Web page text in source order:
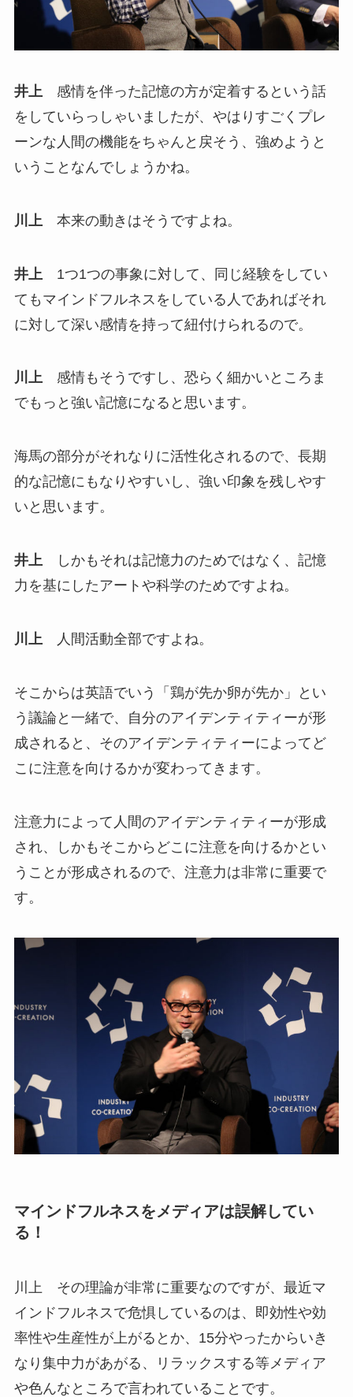
井上 感情を伴った記憶の方が定着するという話
をしていらっしゃいましたが、やはりすごくプレ
ーンな人間の機能をちゃんと戻そう、強めようと
いうことなんでしょうかね。
川上 本来の動きはそうですよね。
井上 1つ1つの事象に対して、同じ経験をしてい
てもマインドフルネスをしている人であればそれ
に対して深い感情を持って紐付けられるので。
川上感情もそうですし、恐らく細かいところま
でもっと強い記憶になると思います。
海馬の部分がそれなりに活性化されるので、長期
的な記憶にもなりやすいし、強い印象を残しやす
いと思います。
井上しかもそれは記憶力のためではなく、記憶
力を基にしたアートや科学のためですよね。
川上 人間活動全部ですよね。
そこからは英語でいう「鶏が先か卵が先か」とい
う議論と一緒で、自分のアイデンティティーが形
成されると、そのアイデンティティーによってど
こに注意を向けるかが変わってきます。
注意力によって人間のアイデンティティーが形成
され、しかもそこからどこに注意を向けるかとい
うことが形成されるので、注意力は非常に重要で
す。
マインドフルネスをメディアは誤解してい
る！
川上 その理論が非常に重要なのですが、最近マ
インドフルネスで危惧しているのは、即効性や効
率性や生産性が上がるとか、15分やったからいき
なり集中力があがる、リラックスする等メディア
や色んなところで言われていることです。